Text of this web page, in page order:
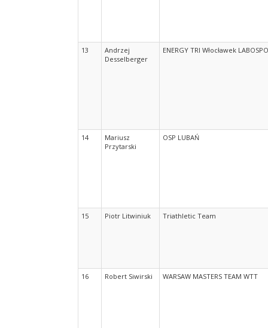
13
Andrzej
Desselberger
ENERGY TRI Włocławek
14
Mariusz
Przytarski
OSP LUBAŃ
15 Piotr Litwiniuk Triathletic Team
16 Robert Siwirski WARSAW MASTERS TEAM WTT